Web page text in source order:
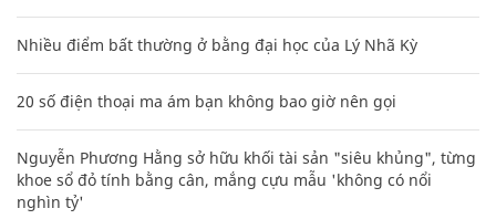
Nhiều điểm bất thường ở bằng đại học của Lý Nhã Kỳ
20 số điện thoại ma ám bạn không bao giờ nên gọi
Nguyễn Phương Hằng sở hữu khối tài sản "siêu khủng", từng
khoe sổ đỏ tính bằng cân, mắng cựu mẫu 'không có nổi
nghìn tỷ'